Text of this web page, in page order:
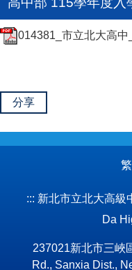
014381_市立北大高
分享
::: 新北市立北大高
Da
237021新北市三
Rd., Sanxia Dist.,